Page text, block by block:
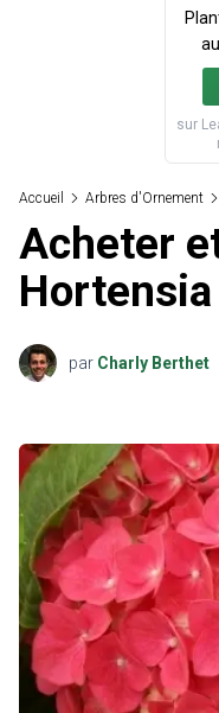
sur
Accueil Arbres d'Ornement
Acheter
par Charly Berthet